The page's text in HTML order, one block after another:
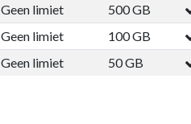
Geen limiet 500 GB
Geen limiet 100 GB
Geen limiet 50 GB